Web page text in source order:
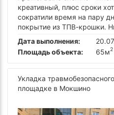
креативный, плюс сроки
сократили время на пару
покрытие из ТПВ-крошки.
Дата выполнения:
Площадь объекта:
65м2
Укладка
площадке в Мокшино